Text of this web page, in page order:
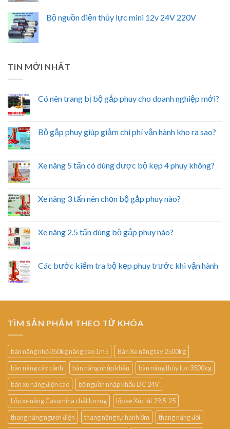
Bộ nguồn điện thủy lực mini 12v 24V 220V
TIN MỚI NHẤT
Có nên trang bị bộ gắp phuy cho doanh nghiệp mới?
Bộ gắp phuy giúp giảm chi phí vận hành kho ra sao?
Xe nâng 5 tấn có dùng được bộ kẹp 4 phuy không?
Xe nâng 3 tấn nên chọn bộ gắp phuy nào?
Xe nâng 2.5 tấn dùng bộ gắp phuy nào?
Các bước kiểm tra bộ kẹp phuy trước khi vận hành
TÌM SẢN PHẨM THEO TỪ KHÓA
bàn nâng nhỏ 350kg nâng cao 1m5
Bán Xe nâng tay 2500kg
bàn nâng cây cảnh
bàn nâng nhập khẩu
bàn nâng thủy lực 3500kg
bán xe nâng điện cao
bộ nguồn nhập khẩu DC 24V
Lốp xe nâng Casumina chất lượng
lốp xe Xúc lật 29.5-25
thang nâng người điện
thang nâng tự hành 8m
thang nâng đôi